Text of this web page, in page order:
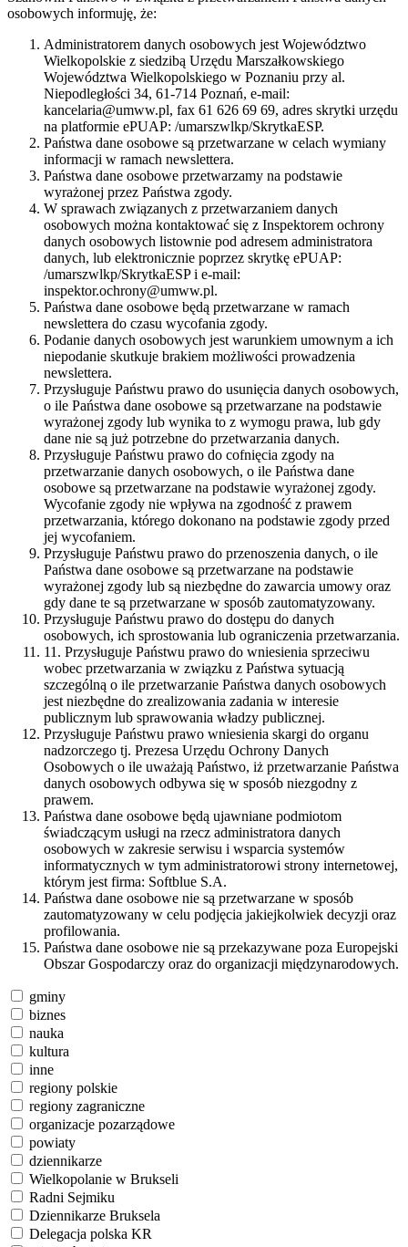
osobowych informuję, że:
Administratorem danych osobowych jest Województwo
Wielkopolskie z siedzibą Urzędu Marszałkowskiego
Województwa Wielkopolskiego w Poznaniu przy al.
Niepodległości 34, 61-714 Poznań, e-mail:
kancelaria@umww.pl, fax 61 626 69 69, adres skrytki urzędu
na platformie ePUAP: /umarszwlkp/SkrytkaESP.
Państwa dane osobowe są przetwarzane w celach wymiany
informacji w ramach newslettera.
Państwa dane osobowe przetwarzamy na podstawie
wyrażonej przez Państwa zgody.
W sprawach związanych z przetwarzaniem danych
osobowych można kontaktować się z Inspektorem ochrony
danych osobowych listownie pod adresem administratora
danych, lub elektronicznie poprzez skrytkę ePUAP:
/umarszwlkp/SkrytkaESP i e-mail:
inspektor.ochrony@umww.pl.
Państwa dane osobowe będą przetwarzane w ramach
newslettera do czasu wycofania zgody.
Podanie danych osobowych jest warunkiem umownym a ich
niepodanie skutkuje brakiem możliwości prowadzenia
newslettera.
Przysługuje Państwu prawo do usunięcia danych osobowych,
o ile Państwa dane osobowe są przetwarzane na podstawie
wyrażonej zgody lub wynika to z wymogu prawa, lub gdy
dane nie są już potrzebne do przetwarzania danych.
Przysługuje Państwu prawo do cofnięcia zgody na
przetwarzanie danych osobowych, o ile Państwa dane
osobowe są przetwarzane na podstawie wyrażonej zgody.
Wycofanie zgody nie wpływa na zgodność z prawem
przetwarzania, którego dokonano na podstawie zgody przed
jej wycofaniem.
Przysługuje Państwu prawo do przenoszenia danych, o ile
Państwa dane osobowe są przetwarzane na podstawie
wyrażonej zgody lub są niezbędne do zawarcia umowy oraz
gdy dane te są przetwarzane w sposób zautomatyzowany.
Przysługuje Państwu prawo do dostępu do danych
osobowych, ich sprostowania lub ograniczenia przetwarzania.
11. Przysługuje Państwu prawo do wniesienia sprzeciwu
wobec przetwarzania w związku z Państwa sytuacją
szczególną o ile przetwarzanie Państwa danych osobowych
jest niezbędne do zrealizowania zadania w interesie
publicznym lub sprawowania władzy publicznej.
Przysługuje Państwu prawo wniesienia skargi do organu
nadzorczego tj. Prezesa Urzędu Ochrony Danych
Osobowych o ile uważają Państwo, iż przetwarzanie Państwa
danych osobowych odbywa się w sposób niezgodny z
prawem.
Państwa dane osobowe będą ujawniane podmiotom
świadczącym usługi na rzecz administratora danych
osobowych w zakresie serwisu i wsparcia systemów
informatycznych w tym administratorowi strony internetowej,
którym jest firma: Softblue S.A.
Państwa dane osobowe nie są przetwarzane w sposób
zautomatyzowany w celu podjęcia jakiejkolwiek decyzji oraz
profilowania.
Państwa dane osobowe nie są przekazywane poza Europejski
Obszar Gospodarczy oraz do organizacji międzynarodowych.
gminy
biznes
nauka
kultura
inne
regiony polskie
regiony zagraniczne
organizacje pozarządowe
powiaty
dziennikarze
Wielkopolanie w Brukseli
Radni Sejmiku
Dziennikarze Bruksela
Delegacja polska KR